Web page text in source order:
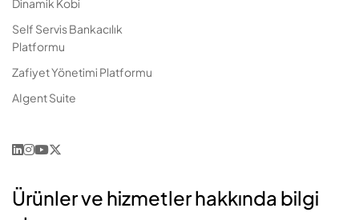
Dinamik Kobi
Self Servis Bankacılık
Platformu
Zafiyet Yönetimi Platformu
AIgent Suite
Ürünler ve hizmetler hakkında bilgi